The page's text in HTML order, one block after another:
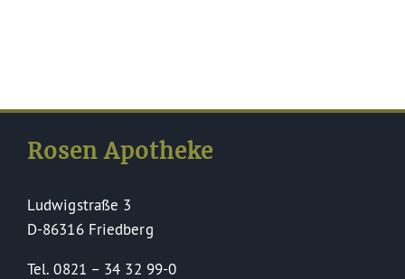
Rosen Apotheke
Ludwigstraße 3
D-86316 Friedberg
Tel. 0821 – 34 32 99-0